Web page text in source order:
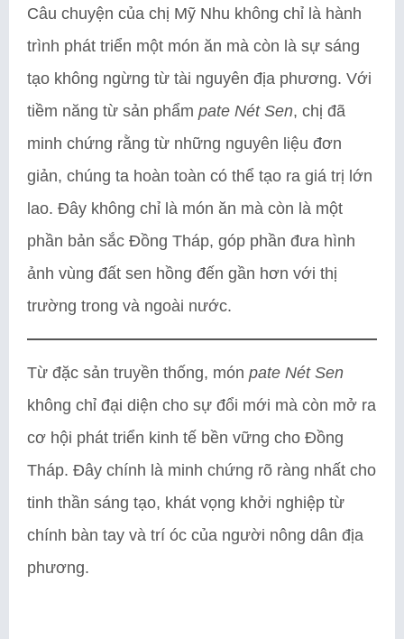
Câu chuyện của chị Mỹ Nhu không chỉ là hành
trình phát triển một món ăn mà còn là sự sáng
tạo không ngừng từ tài nguyên địa phương. Với
tiềm năng từ sản phẩm pate Nét Sen, chị đã
minh chứng rằng từ những nguyên liệu đơn
giản, chúng ta hoàn toàn có thể tạo ra giá trị lớn
lao. Đây không chỉ là món ăn mà còn là một
phần bản sắc Đồng Tháp, góp phần đưa hình
ảnh vùng đất sen hồng đến gần hơn với thị
trường trong và ngoài nước.
Từ đặc sản truyền thống, món pate Nét Sen
không chỉ đại diện cho sự đổi mới mà còn mở ra
cơ hội phát triển kinh tế bền vững cho Đồng
Tháp. Đây chính là minh chứng rõ ràng nhất cho
tinh thần sáng tạo, khát vọng khởi nghiệp từ
chính bàn tay và trí óc của người nông dân địa
phương.